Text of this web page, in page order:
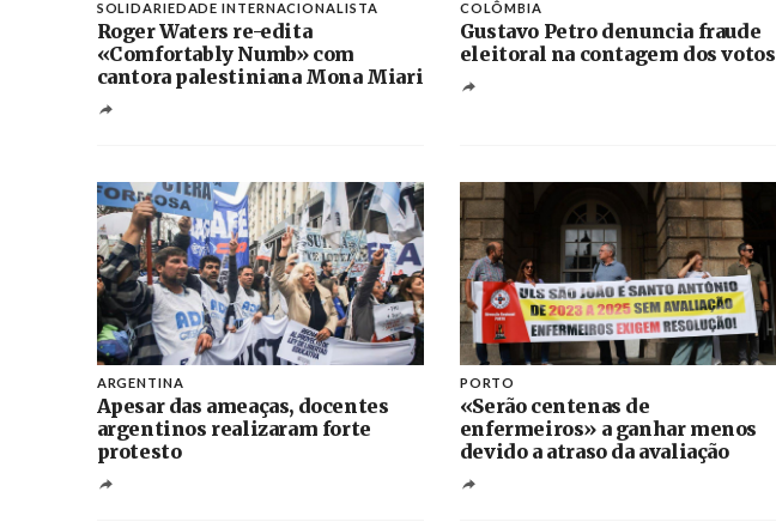
SOLIDARIEDADE INTERNACIONALISTA
Roger Waters re-edita
«Comfortably Numb» com
cantora palestiniana Mona Miari
COLÔMBIA
Gustavo Petro denuncia fraude
eleitoral na contagem dos votos
ARGENTINA
Apesar das ameaças, docentes
argentinos realizaram forte
protesto
PORTO
«Serão centenas de
enfermeiros» a ganhar menos
devido a atraso da avaliação